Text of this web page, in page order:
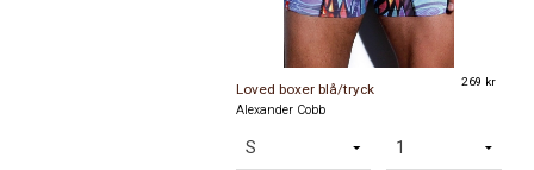
Loved boxer blå/tryck 269 kr
Alexander Cobb